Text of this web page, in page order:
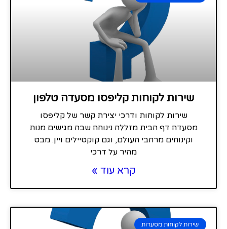
שירות לקוחות קליפסו מסעדה טלפון
שירות לקוחות ודרכי יצירת קשר של קליפסו
מסעדה דף הבית מזללה נינוחה שבה מגישים מנות
וקינוחים מרחבי העולם, וגם קוקטיילים ויין. מבט
מהיר על דרכי
קרא עוד »
שירות לקוחות מסעדות